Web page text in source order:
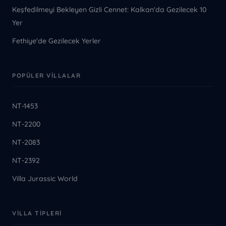
Keşfedilmeyi Bekleyen Gizli Cennet: Kalkan'da Gezilecek 10
Yer
Fethiye'de Gezilecek Yerler
POPÜLER VILLALAR
NT-1453
NT-2200
NT-2083
NT-2392
Villa Jurassic World
VILLA TIPLERI